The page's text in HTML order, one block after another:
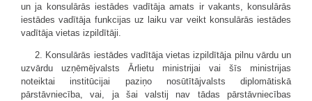
un ja konsulārās iestādes vadītāja amats ir vakants, konsulārās
iestādes vadītāja funkcijas uz laiku var veikt konsulārās iestādes
vadītāja vietas izpildītāji.
2. Konsulārās iestādes vadītāja vietas izpildītāja pilnu vārdu un
uzvārdu uzņēmējvalsts Ārlietu ministrijai vai šīs ministrijas
noteiktai institūcijai paziņo nosūtītājvalsts diplomātiskā
pārstāvniecība, vai, ja šai valstij nav tādas pārstāvniecības